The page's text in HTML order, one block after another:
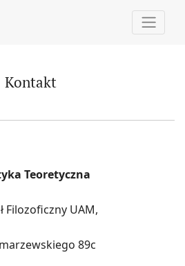
Kontakt
Teoretyczna
Filozoficzny UAM,
89c